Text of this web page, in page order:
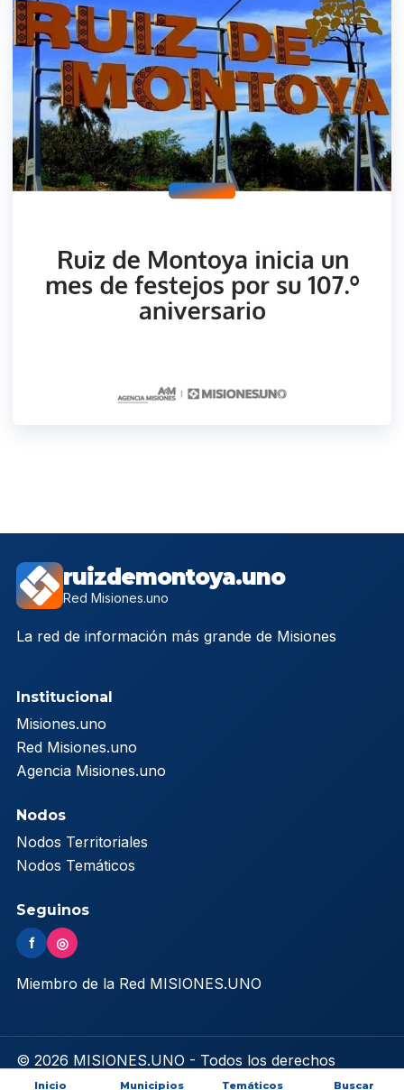
ruizdemontoya.uno
Red Misiones.uno
La red de información más grande de Misiones
Institucional
Misiones.uno
Red Misiones.uno
Agencia Misiones.uno
Nodos
Nodos Territoriales
Nodos Temáticos
Seguinos
f ◎
Miembro de la Red MISIONES.UNO
© 2026 MISIONES.UNO - Todos los derechos
reservados
Inicio Municipios Temáticos Buscar